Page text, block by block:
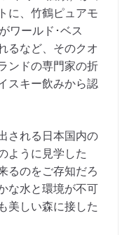
に、竹鶴ピュアモ
ワールド･ベス
るなど、そのクオ
ンドの専門家の折
スキー飲みから認
される日本国内の
ように見学した
るのをご存知だろ
な水と環境が不可
美しい森に接した